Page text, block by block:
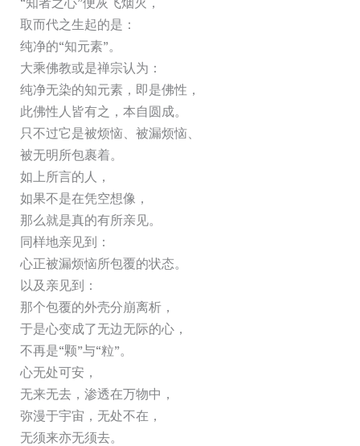
取而代之生起的是：
纯净的“知元素”。
大乘佛教或是禅宗认为：
纯净无染的知元素，即是佛性，
此佛性人皆有之，本自圆成。
只不过它是被烦恼、被漏烦恼、
被无明所包裹着。
如上所言的人，
如果不是在凭空想像，
那么就是真的有所亲见。
同样地亲见到：
心正被漏烦恼所包覆的状态。
以及亲见到：
那个包覆的外壳分崩离析，
于是心变成了无边无际的心，
不再是“颗”与“粒”。
心无处可安，
无来无去，渗透在万物中，
弥漫于宇宙，无处不在，
无须来亦无须去。